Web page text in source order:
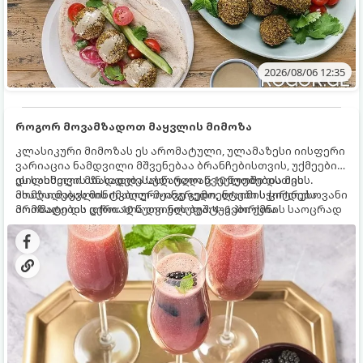
2026/08/06 12:35
როგორ მოვამზადოთ მაყვლის მიმოზა
კლასიკური მიმოზას ეს არომატული, ულამაზესი იისფერი
ვარიაცია ნამდვილი მშვენებაა ბრანჩებისთვის, უქმეების
დილისთვის ან სადღესასწაულო წვეულებებისთვის.
ახალი მაყვლის ტკბილ-მჟავე გემო, ლაიმის ციტრუსოვანი
არომატი და ცქრიალა ღვინის ბუშტუკები ქმნის საოცრად
დახვეწილ და მაგრილებელ კოქტეილს.
ეს სასმელი მზადდება სულ რაღაც 10 წუთში და მის
მომზადებას მინიმალური ინგრედიენტები სჭირდება.
მომზადების დრო: 10 წუთი ულუფა: 4–6 პორცია